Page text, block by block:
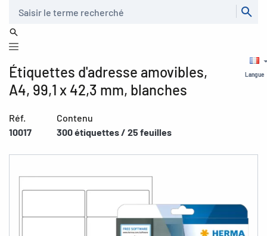
Langue
Étiquettes d'adresse amovibles,
A4, 99,1 x 42,3 mm, blanches
Réf.
10017
Contenu
300 étiquettes / 25 feuilles